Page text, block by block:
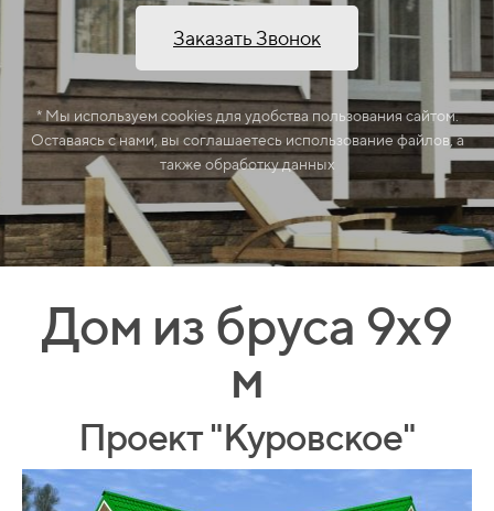
Заказать Звонок
* Мы используем cookies для удобства пользования сайтом.
Оставаясь с нами, вы соглашаетесь использование файлов, а
также обработку данных
Дом из бруса 9х9
м
Проект "Куровское"